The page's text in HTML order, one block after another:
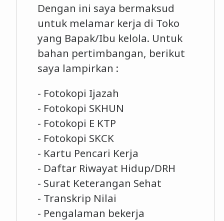
Dengan ini saya bermaksud
untuk melamar kerja di Toko
yang Bapak/Ibu kelola. Untuk
bahan pertimbangan, berikut
saya lampirkan :
- Fotokopi Ijazah
- Fotokopi SKHUN
- Fotokopi E KTP
- Fotokopi SKCK
- Kartu Pencari Kerja
- Daftar Riwayat Hidup/DRH
- Surat Keterangan Sehat
- Transkrip Nilai
- Pengalaman bekerja